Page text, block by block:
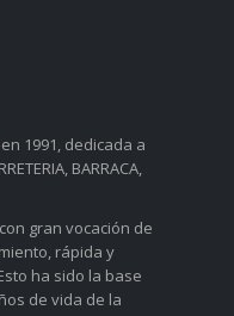
1991, dedicada a
BARRACA,
gran vocación de
rápida y
ha sido la base
de vida de la